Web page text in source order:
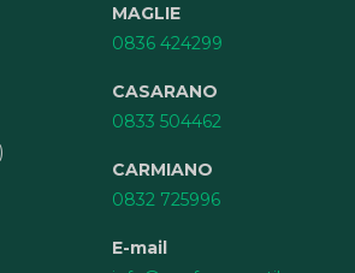
MAGLIE
0836 424299
CASARANO
0833 504462
CARMIANO
0832 725996
E-mail